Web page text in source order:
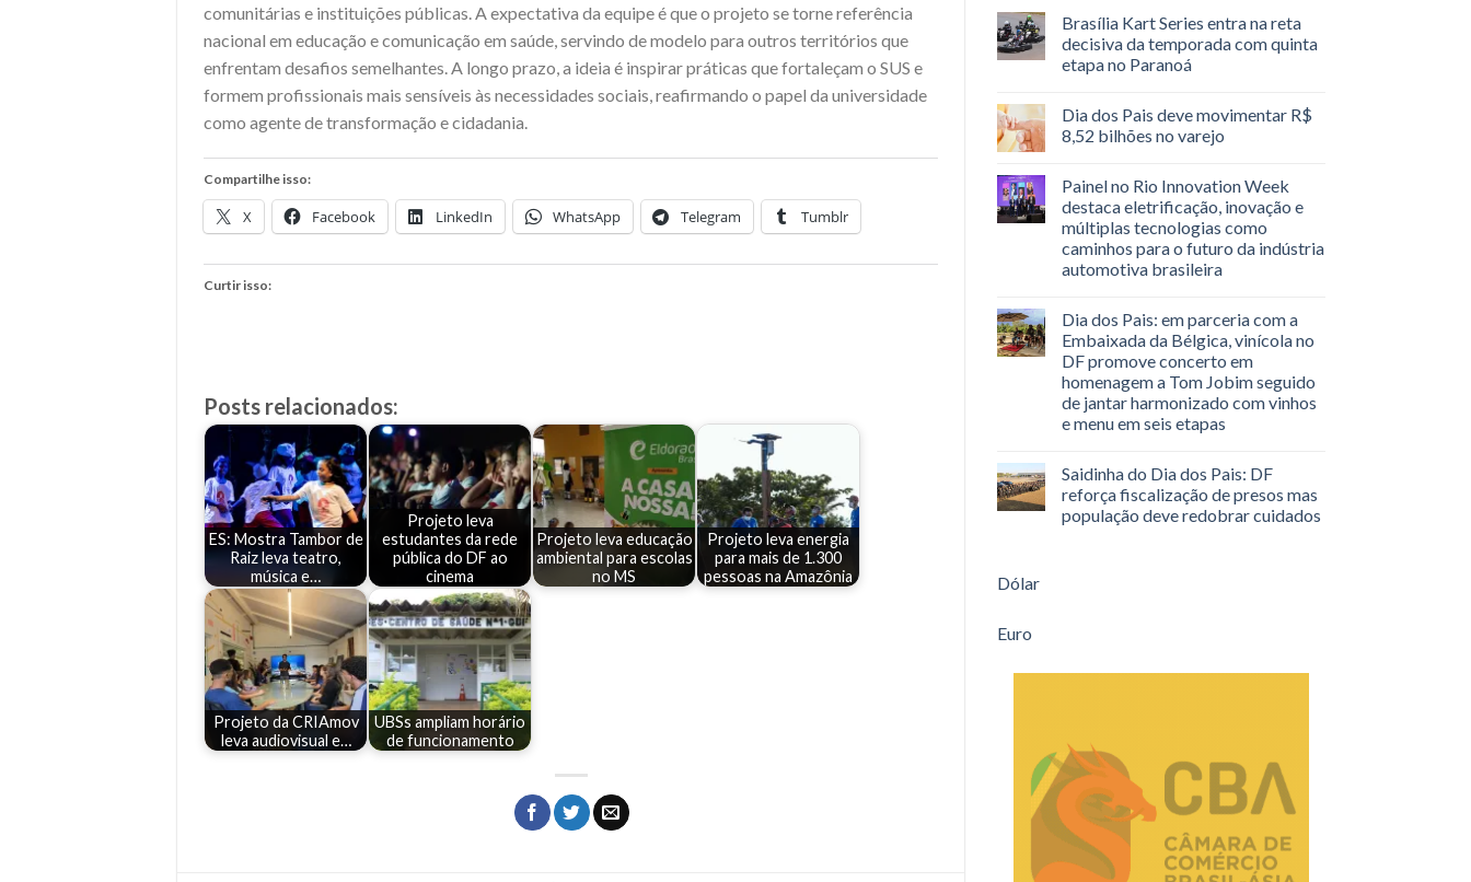
comunitárias e instituições públicas. A expectativa da equipe é que o projeto se torne referência
nacional em educação e comunicação em saúde, servindo de modelo para outros territórios que
enfrentam desafios semelhantes. A longo prazo, a ideia é inspirar práticas que fortaleçam o SUS e
formem profissionais mais sensíveis às necessidades sociais, reafirmando o papel da universidade
como agente de transformação e cidadania.
Compartilhe isso:
X Facebook LinkedIn WhatsApp Telegram Tumblr
Curtir isso:
Posts relacionados:
ES: Mostra Tambor de
Raiz leva teatro,
música e…
Projeto leva
estudantes da rede
pública do DF ao
cinema
Projeto leva educação
ambiental para escolas
no MS
Projeto leva energia
para mais de 1.300
pessoas na Amazônia
Projeto da CRIAmov
leva audiovisual e…
UBSs ampliam horário
de funcionamento
Brasília Kart Series entra na reta
decisiva da temporada com quinta
etapa no Paranoá
Dia dos Pais deve movimentar R$
8,52 bilhões no varejo
Painel no Rio Innovation Week
destaca eletrificação, inovação e
múltiplas tecnologias como
caminhos para o futuro da indústria
automotiva brasileira
Dia dos Pais: em parceria com a
Embaixada da Bélgica, vinícola no
DF promove concerto em
homenagem a Tom Jobim seguido
de jantar harmonizado com vinhos
e menu em seis etapas
Saidinha do Dia dos Pais: DF
reforça fiscalização de presos mas
população deve redobrar cuidados
Dólar
Euro